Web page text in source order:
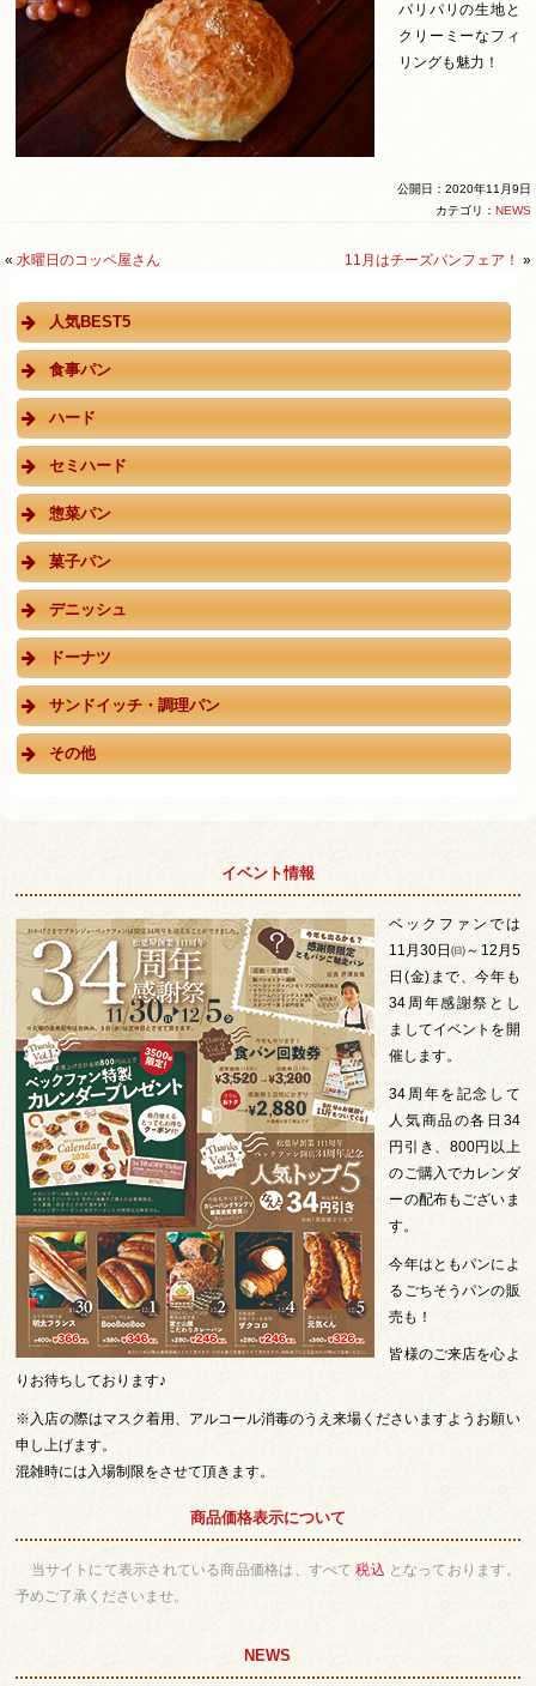
パリパリの生地と
クリーミーなフィ
リングも魅力！
公開日：2020年11月9日
カテゴリ： NEWS
«水曜日のコッペ屋さん 11月はチーズパンフェア！ »
人気BEST5
食事パン
ハード
セミハード
惣菜パン
菓子パン
デニッシュ
ドーナツ
サンドイッチ・調理パン
その他
イベント情報
ベックファンでは
11月30日㈰～12月5
日(金)まで、今年も
34周年感謝祭とし
ましてイベントを開
催します。
34周年を記念して
人気商品の各日34
円引き、800円以上
のご購入でカレンダ
ーの配布もございま
す。
今年はともパンによ
るごちそうパンの販
売も！
皆様のご来店を心よ
りお待ちしております♪
※入店の際はマスク着用、アルコール消毒のうえ来場くださいますようお願い
申し上げます。
混雑時には入場制限をさせて頂きます。
商品価格表示について
当サイトにて表示されている商品価格は、すべて 税込 となっております。
予めご了承くださいませ。
NEWS